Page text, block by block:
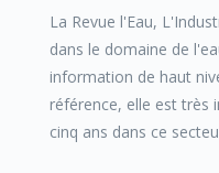
La Revue l'Eau,
dans le domaine de
information de haut
référence, elle est très
cinq ans dans ce